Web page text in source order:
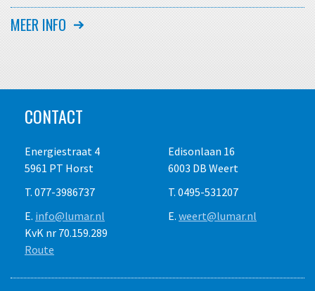
Alle bedragen zijn in euro's en exclusief transport, e.v.t.
brandstofverbruik, schoonmaakkosten en 21% Btw. Dagprijs
voorwaarden op aanvraag.
MEER INFO
CONTACT
Energiestraat 4
5961 PT Horst
T. 077-3986737
E. info@lumar.nl
Edisonlaan 16
6003 DB Weert
T. 0495-531207
E. weert@lumar.nl
KvK nr 70.159.289
Route